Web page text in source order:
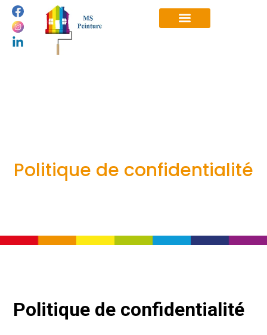
Politique de confidentialité
Politique de confidentialité
Politique de confidentialité